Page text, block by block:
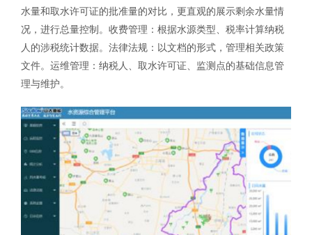
水量和取水许可证的批准量的对比，更直观的展示剩余水量情
况，进行总量控制。收费管理：根据水源类型、税率计算纳税
人的涉税统计数据。法律法规：以文档的形式，管理相关政策
文件。运维管理：纳税人、取水许可证、监测点的基础信息管
理与维护。